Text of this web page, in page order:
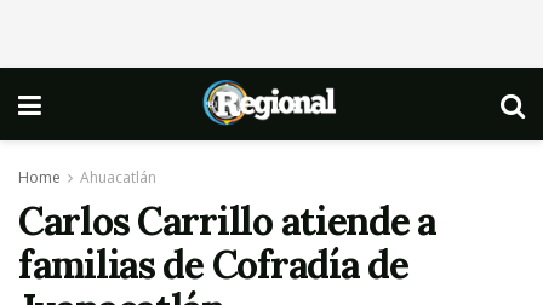
Home Ahuacatlán
Carlos Carrillo atiende a
familias de Cofradía de